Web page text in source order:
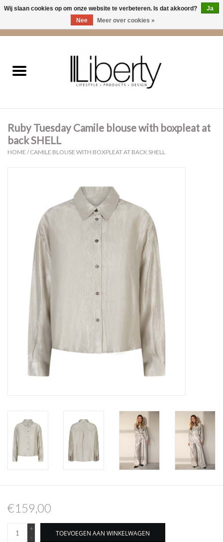
Kleding
Cadeaus
Cadeaubonnen
Ruby Tuesday Camile blouse with boxpleat at
back SHELL
HOME /CAMILE BLOUSE WITH BOXPLEAT AT BACK SHELL
€159,00
+
-
TOEVOEGEN AAN WINKELWAGEN
Wij slaan cookies op om onze website te verbeteren. Is dat akkoord?
Ja
Nee
Meer over cookies »